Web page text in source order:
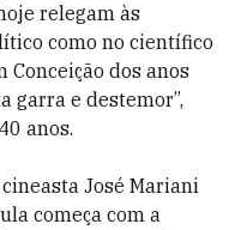
relegam às
como no científico
Conceição dos anos
garra e destemor”,
anos.
José Mariani
começa com a